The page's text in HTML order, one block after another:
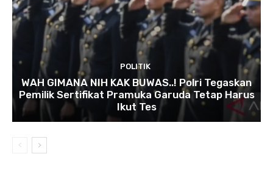
POLITIK
WAH GIMANA NIH KAK BUWAS..! Polri Tegaskan
Pemilik Sertifikat Pramuka Garuda Tetap Harus
Ikut Tes